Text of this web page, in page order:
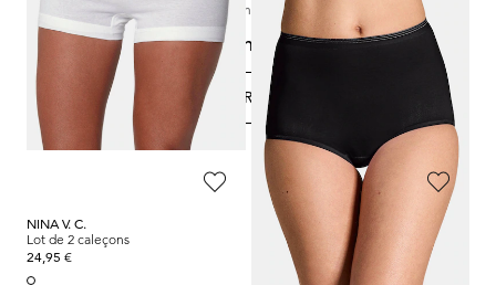
Culotte gainante taille haute
Culotte gainante taille haute
Produits
FILTRER ET TRIER
NINA V. C.
Lot de 2 caleçons
24,95 €
SPEIDEL
Lot de 2 caleçons
24,95 €